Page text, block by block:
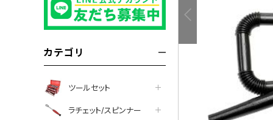
カテゴリ
ツールセット
ラチェット/スピンナー